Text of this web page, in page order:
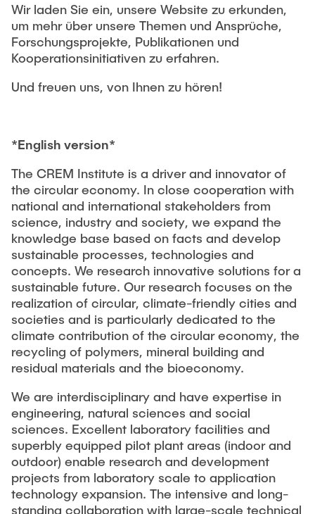
Wir laden Sie ein, unsere Website zu erkunden,
um mehr über unsere Themen und Ansprüche,
Forschungsprojekte, Publikationen und
Kooperationsinitiativen zu erfahren.
Und freuen uns, von Ihnen zu hören!
*English version*
The CREM Institute is a driver and innovator of
the circular economy. In close cooperation with
national and international stakeholders from
science, industry and society, we expand the
knowledge base based on facts and develop
sustainable processes, technologies and
concepts. We research innovative solutions for a
sustainable future. Our research focuses on the
realization of circular, climate-friendly cities and
societies and is particularly dedicated to the
climate contribution of the circular economy, the
recycling of polymers, mineral building and
residual materials and the bioeconomy.
We are interdisciplinary and have expertise in
engineering, natural sciences and social
sciences. Excellent laboratory facilities and
superbly equipped pilot plant areas (indoor and
outdoor) enable research and development
projects from laboratory scale to application
technology expansion. The intensive and long-
standing collaboration with large-scale technical